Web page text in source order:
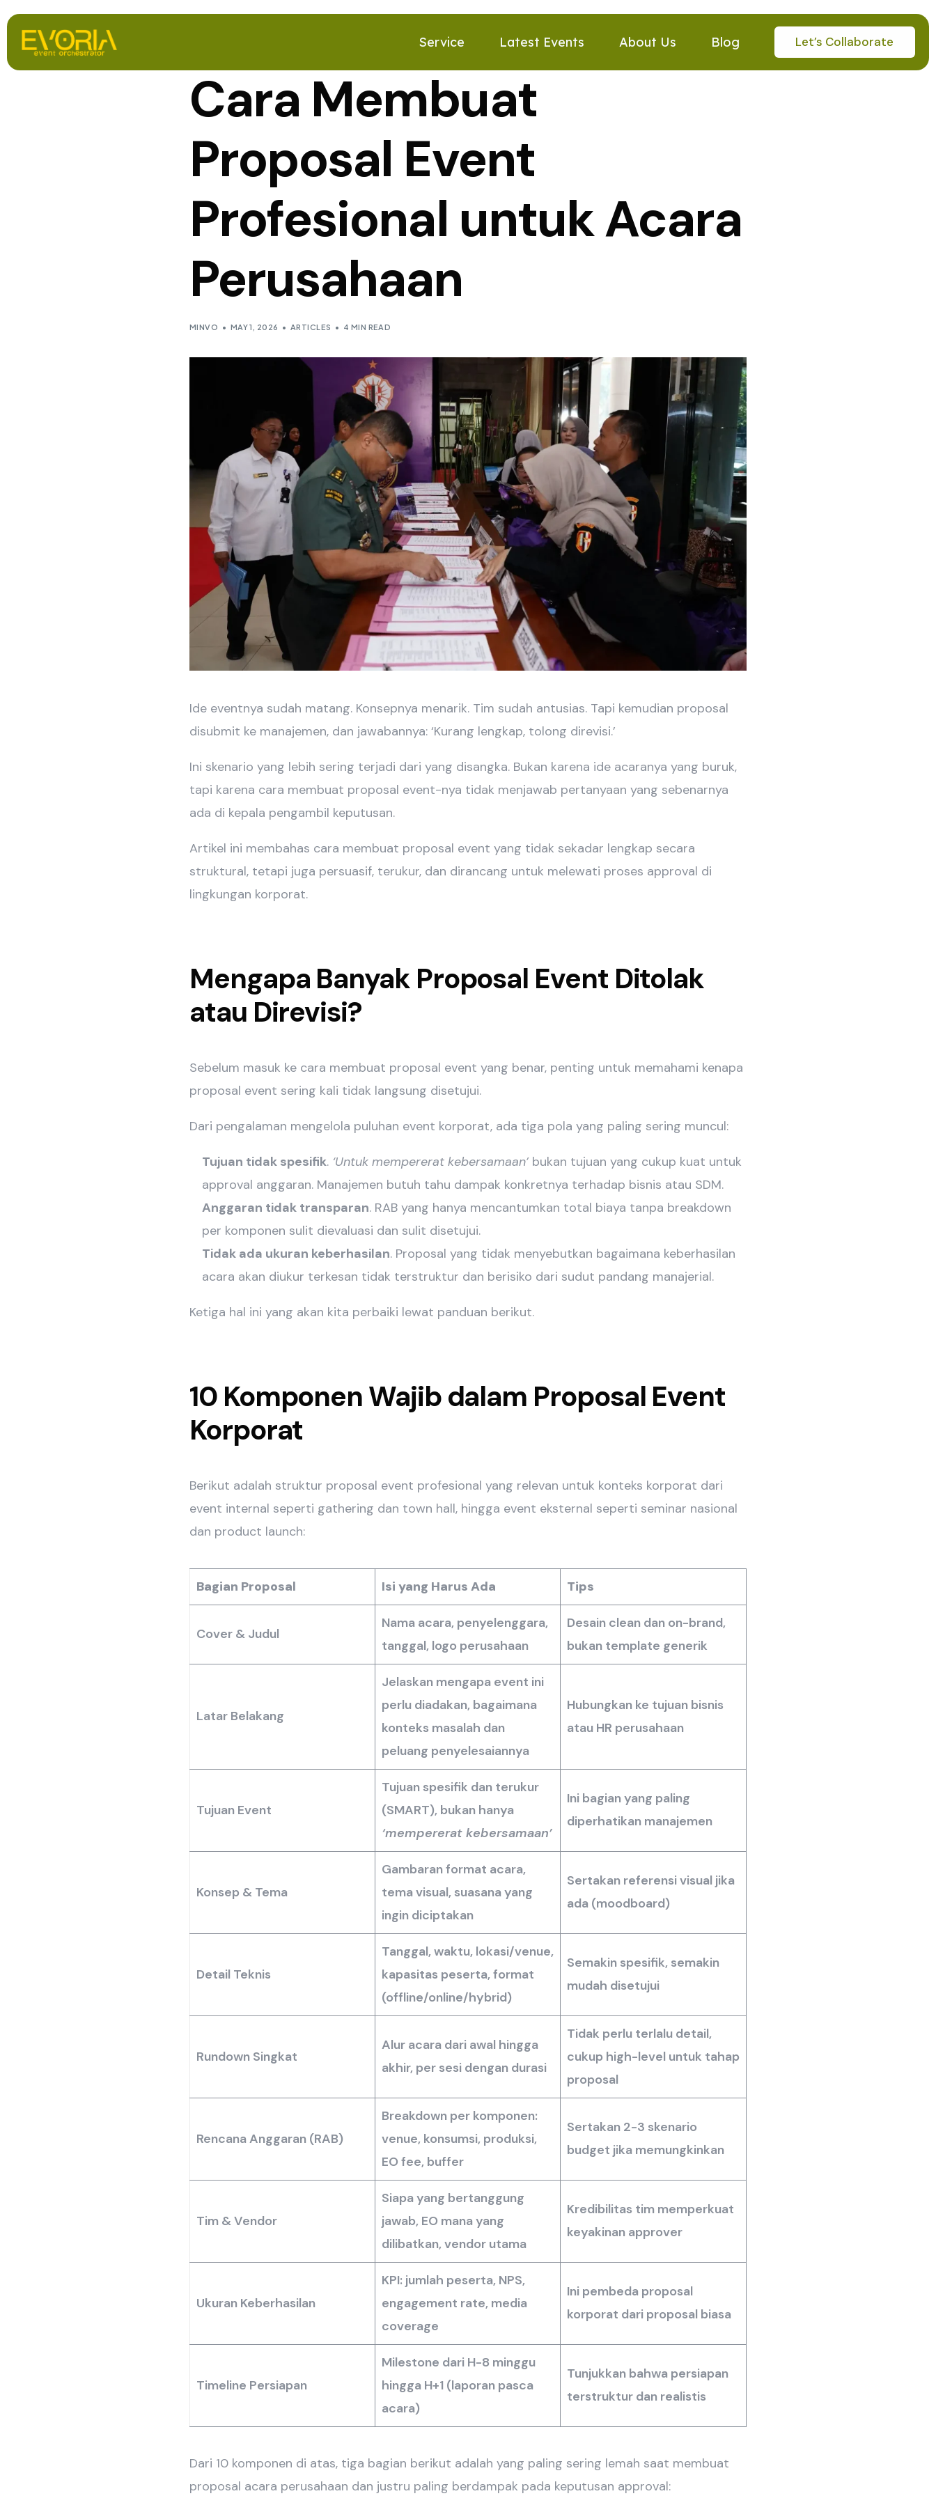
Service Latest Events About Us Blog Let’s Collaborate
Cara Membuat
Proposal Event
Profesional untuk Acara
Perusahaan
MINVO MAY 1, 2026 ARTICLES 4 MIN READ
Ide eventnya sudah matang. Konsepnya menarik. Tim sudah antusias. Tapi kemudian proposal
disubmit ke manajemen, dan jawabannya: ‘Kurang lengkap, tolong direvisi.’
Ini skenario yang lebih sering terjadi dari yang disangka. Bukan karena ide acaranya yang buruk,
tapi karena cara membuat proposal event-nya tidak menjawab pertanyaan yang sebenarnya
ada di kepala pengambil keputusan.
Artikel ini membahas cara membuat proposal event yang tidak sekadar lengkap secara
struktural, tetapi juga persuasif, terukur, dan dirancang untuk melewati proses approval di
lingkungan korporat.
Mengapa Banyak Proposal Event Ditolak
atau Direvisi?
Sebelum masuk ke cara membuat proposal event yang benar, penting untuk memahami kenapa
proposal event sering kali tidak langsung disetujui.
Dari pengalaman mengelola puluhan event korporat, ada tiga pola yang paling sering muncul:
Tujuan tidak spesifik. ‘Untuk mempererat kebersamaan’bukan tujuan yang cukup kuat untuk
approval anggaran. Manajemen butuh tahu dampak konkretnya terhadap bisnis atau SDM.
Anggaran tidak transparan. RAB yang hanya mencantumkan total biaya tanpa breakdown
per komponen sulit dievaluasi dan sulit disetujui.
Tidak ada ukuran keberhasilan. Proposal yang tidak menyebutkan bagaimana keberhasilan
acara akan diukur terkesan tidak terstruktur dan berisiko dari sudut pandang manajerial.
Ketiga hal ini yang akan kita perbaiki lewat panduan berikut.
10 Komponen Wajib dalam Proposal Event
Korporat
Berikut adalah struktur proposal event profesional yang relevan untuk konteks korporat dari
event internal seperti gathering dan town hall, hingga event eksternal seperti seminar nasional
dan product launch:
Bagian Proposal Isi yang Harus Ada Tips
Cover & Judul
Nama acara, penyelenggara,
tanggal, logo perusahaan
Desain clean dan on-brand,
bukan template generik
Latar Belakang
Jelaskan mengapa event ini
perlu diadakan, bagaimana
konteks masalah dan
peluang penyelesaiannya
Hubungkan ke tujuan bisnis
atau HR perusahaan
Tujuan Event
Tujuan spesifik dan terukur
(SMART), bukan hanya
‘mempererat kebersamaan’
Ini bagian yang paling
diperhatikan manajemen
Konsep & Tema
Gambaran format acara,
tema visual, suasana yang
ingin diciptakan
Sertakan referensi visual jika
ada (moodboard)
Detail Teknis
Tanggal, waktu, lokasi/venue,
kapasitas peserta, format
(offline/online/hybrid)
Semakin spesifik, semakin
mudah disetujui
Rundown Singkat
Alur acara dari awal hingga
akhir, per sesi dengan durasi
Tidak perlu terlalu detail,
cukup high-level untuk tahap
proposal
Rencana Anggaran (RAB)
Breakdown per komponen:
venue, konsumsi, produksi,
EO fee, buffer
Sertakan 2-3 skenario
budget jika memungkinkan
Tim & Vendor
Siapa yang bertanggung
jawab, EO mana yang
dilibatkan, vendor utama
Kredibilitas tim memperkuat
keyakinan approver
Ukuran Keberhasilan
KPI: jumlah peserta, NPS,
engagement rate, media
coverage
Ini pembeda proposal
korporat dari proposal biasa
Timeline Persiapan
Milestone dari H-8 minggu
hingga H+1 (laporan pasca
acara)
Tunjukkan bahwa persiapan
terstruktur dan realistis
Dari 10 komponen di atas, tiga bagian berikut adalah yang paling sering lemah saat membuat
proposal acara perusahaan dan justru paling berdampak pada keputusan approval: